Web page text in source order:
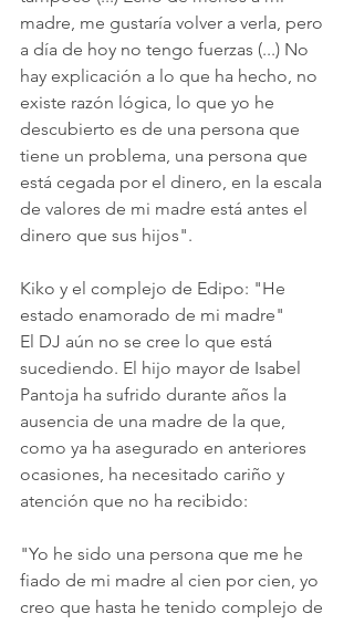
madre, me gustaría volver a verla, pero
a día de hoy no tengo fuerzas (...) No
hay explicación a lo que ha hecho, no
existe razón lógica, lo que yo he
descubierto es de una persona que
tiene un problema, una persona que
está cegada por el dinero, en la escala
de valores de mi madre está antes el
dinero que sus hijos".
Kiko y el complejo de Edipo: "He
estado enamorado de mi madre"
El DJ aún no se cree lo que está
sucediendo. El hijo mayor de Isabel
Pantoja ha sufrido durante años la
ausencia de una madre de la que,
como ya ha asegurado en anteriores
ocasiones, ha necesitado cariño y
atención que no ha recibido:
"Yo he sido una persona que me he
fiado de mi madre al cien por cien, yo
creo que hasta he tenido complejo de